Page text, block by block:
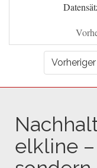
elkline